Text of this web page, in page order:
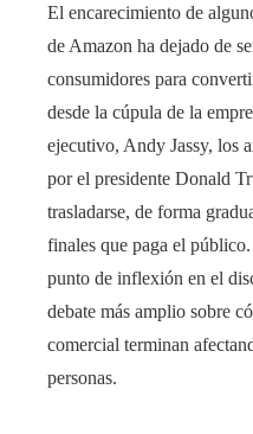
El encarecimiento de
de Amazon ha dejado de
consumidores para
desde la cúpula de la
ejecutivo, Andy Jassy, los
por el presidente Donald
trasladarse, de forma
finales que paga el
punto de inflexión en el
debate más amplio sobre
comercial terminan
personas.